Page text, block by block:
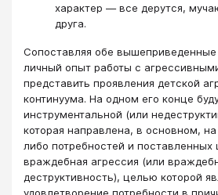
характер — все дерутся,
друга.
Сопоставляя обе
личный опыт работы с
представить проявления детской
континуума. На одном его конце
инструментальной (или
которая направлена, в основном,
либо потребностей и
враждебная агрессия (или
деструктивность), целью которой